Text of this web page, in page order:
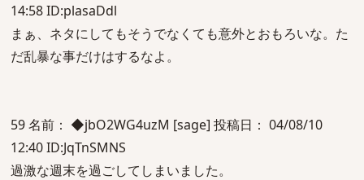
14:58 ID:plasaDdl
まぁ、ネタにしてもそうでなくても意外とおもろいな。た
だ乱暴な事だけはするなよ。
59 名前： ◆jbO2WG4uzM [sage] 投稿日： 04/08/10
12:40 ID:JqTnSMNS
過激な週末を過ごしてしまいました。